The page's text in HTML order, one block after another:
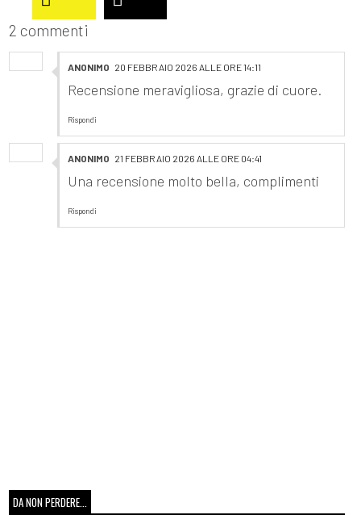
2 commenti
ANONIMO 20 FEBBRAIO 2026 ALLE ORE 14:11
Recensione meravigliosa, grazie di cuore.
Rispondi
ANONIMO 21 FEBBRAIO 2026 ALLE ORE 04:41
Una recensione molto bella, complimenti
Rispondi
DA NON PERDERE...